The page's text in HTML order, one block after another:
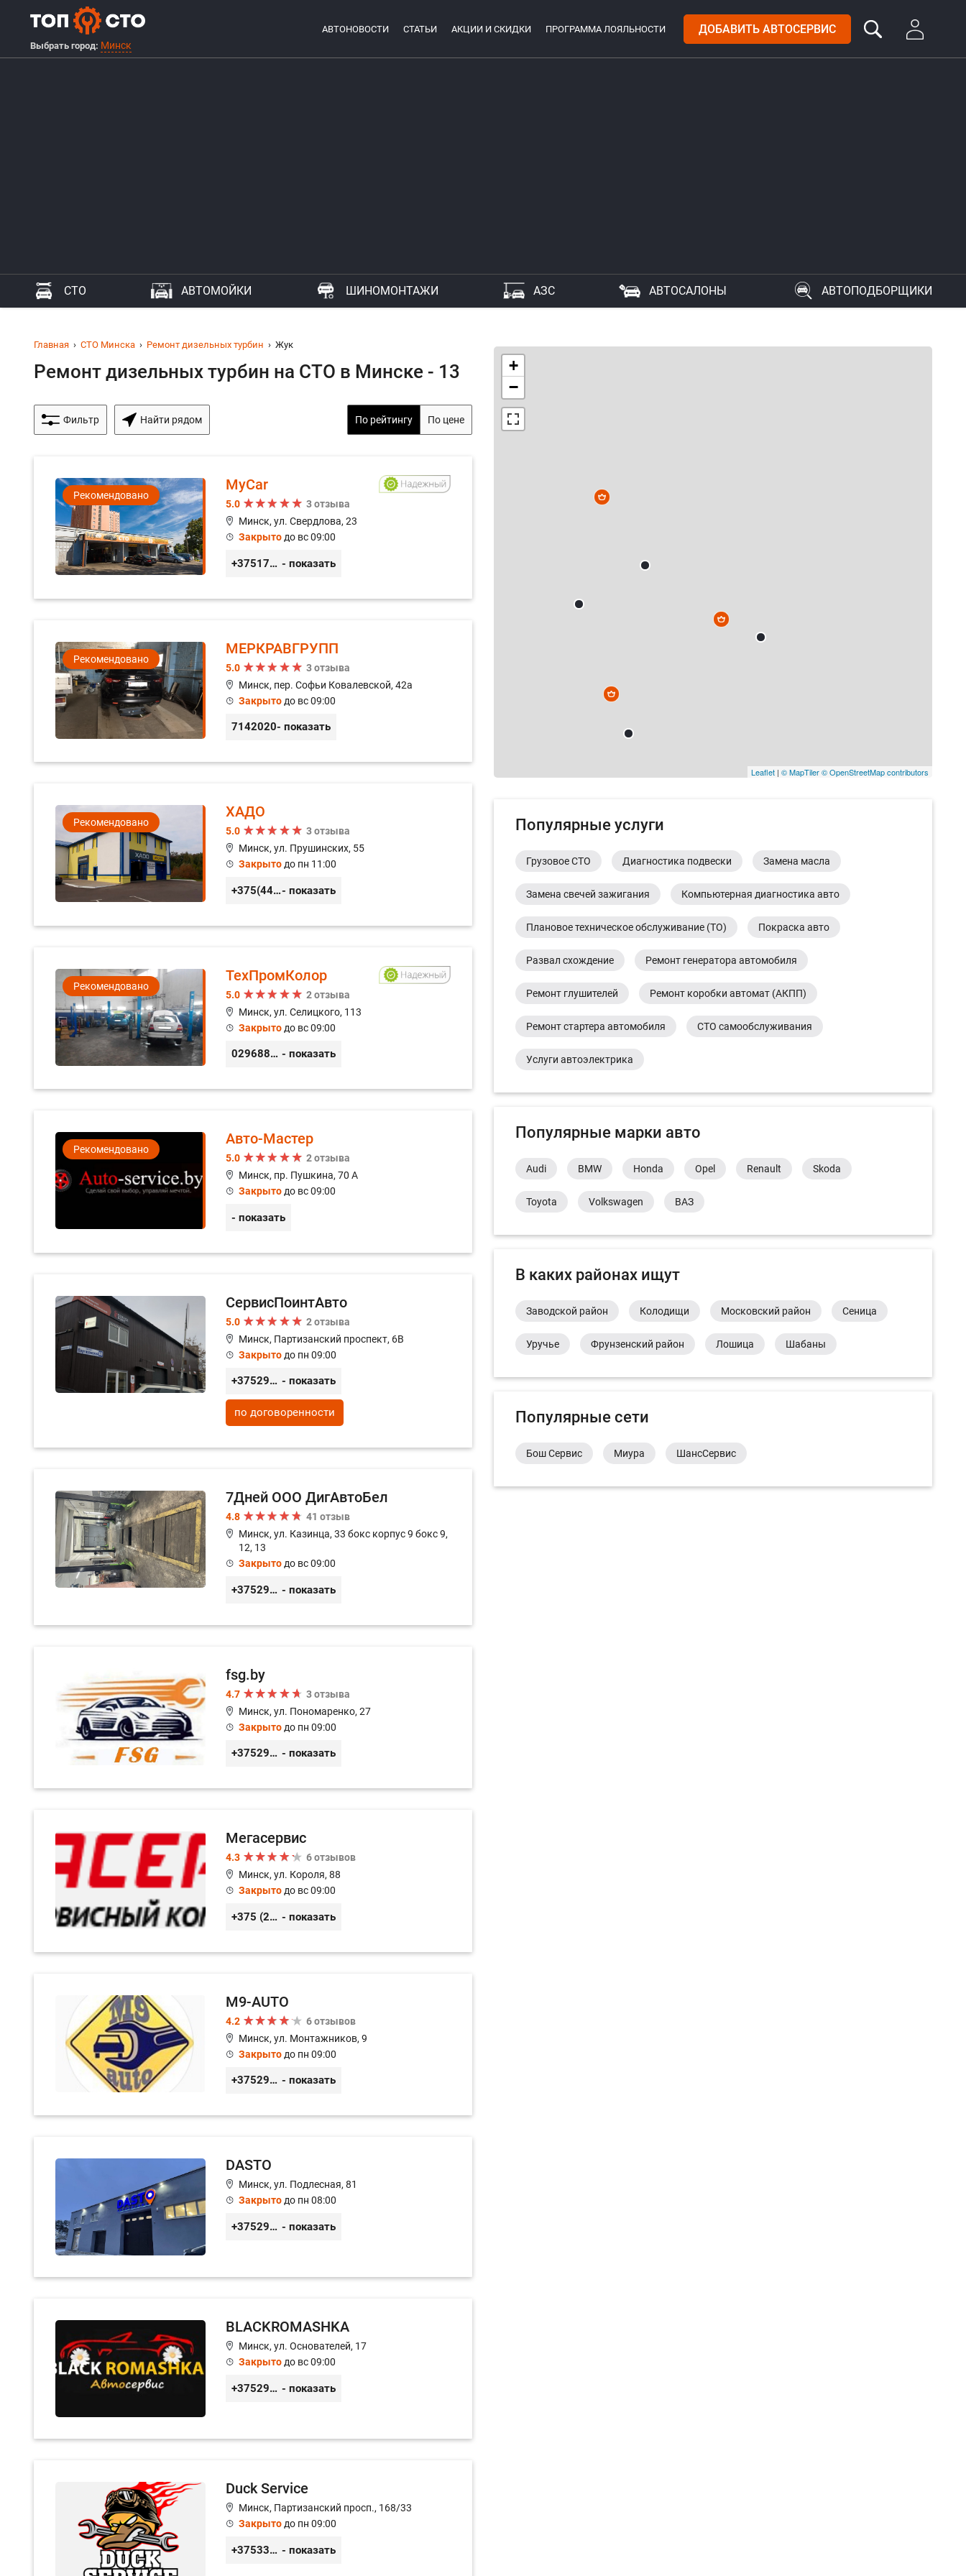
Выбрать город: Минск
АВТОНОВОСТИ СТАТЬИ АКЦИИ И СКИДКИ ПРОГРАММА ЛОЯЛЬНОСТИ ДОБАВИТЬ АВТОСЕРВИС
СТО АВТОМОЙКИ ШИНОМОНТАЖИ АЗС АВТОСАЛОНЫ АВТОПОДБОРЩИКИ
Главная СТО Минска Ремонт дизельных турбин Жук
Ремонт дизельных турбин на СТО в Минске - 13
Фильтр Найти рядом По рейтингу По цене
Рекомендовано
MyCar
5.0
3 отзыва
Минск, ул. Свердлова, 23
Закрытодо вс 09:00
+375173212443 - показать
Рекомендовано
МЕРКРАВГРУПП
5.0
3 отзыва
Минск, пер. Софьи Ковалевской, 42а
Закрытодо вс 09:00
7142020- показать
Рекомендовано
ХАДО
5.0
3 отзыва
Минск, ул. Прушинских, 55
Закрытодо пн 11:00
+375(44) 559-27-77- показать
Рекомендовано
ТехПромКолор
5.0
2 отзыва
Минск, ул. Селицкого, 113
Закрытодо вс 09:00
0296889898 - показать
Рекомендовано
Авто-Мастер
5.0
2 отзыва
Минск, пр. Пушкина, 70 А
Закрытодо вс 09:00
- показать
СервисПоинтАвто
5.0
2 отзыва
Минск, Партизанский проспект, 6В
Закрытодо пн 09:00
+375296035003 - показать
по договоренности
7Дней ООО ДигАвтоБел
4.8
41 отзыв
Минск, ул. Казинца, 33 бокс корпус 9 бокс 9,
12, 13
Закрытодо вс 09:00
+375296518100 - показать
fsg.by
4.7
3 отзыва
Минск, ул. Пономаренко, 27
Закрытодо пн 09:00
+375291882338 - показать
Мегасервис
4.3
6 отзывов
Минск, ул. Короля, 88
Закрытодо вс 09:00
+375 (29) 627-44-88 - показать
M9-AUTO
4.2
6 отзывов
Минск, ул. Монтажников, 9
Закрытодо пн 09:00
+375299395764 - показать
DASTO
Минск, ул. Подлесная, 81
Закрытодо пн 08:00
+375296606560 - показать
BLACKROMASHKA
Минск, ул. Основателей, 17
Закрытодо вс 09:00
+375296651188 - показать
Duck Service
Минск, Партизанский просп., 168/33
Закрытодо пн 09:00
+375333416710 - показать
+
−
Leaflet | © MapTiler© OpenStreetMap contributors
Популярные услуги
Грузовое СТО Диагностика подвески Замена масла
Замена свечей зажигания Компьютерная диагностика авто
Плановое техническое обслуживание (ТО) Покраска авто
Развал схождение Ремонт генератора автомобиля
Ремонт глушителей Ремонт коробки автомат (АКПП)
Ремонт стартера автомобиля СТО самообслуживания
Услуги автоэлектрика
Популярные марки авто
Audi BMW Honda Opel Renault Skoda
Toyota Volkswagen ВАЗ
В каких районах ищут
Заводской район Колодищи Московский район Сеница
Уручье Фрунзенский район Лошица Шабаны
Популярные сети
Бош Сервис Миура ШансСервис